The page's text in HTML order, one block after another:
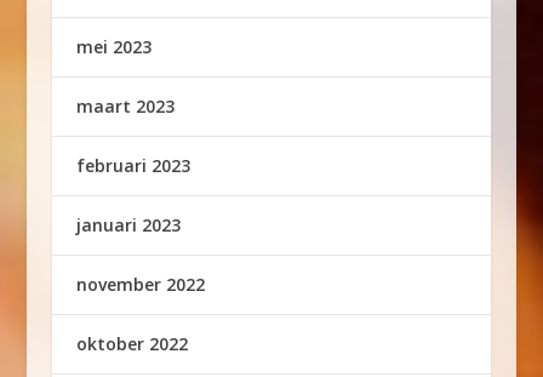
mei 2023
maart 2023
februari 2023
januari 2023
november 2022
oktober 2022